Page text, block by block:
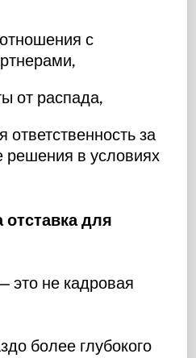
с
от распада,
ответственность за
решения в условиях
отставка для
это не кадровая
более глубокого